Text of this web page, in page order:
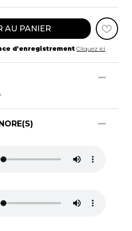
AU PANIER
d'enregistrement Cliquez ici